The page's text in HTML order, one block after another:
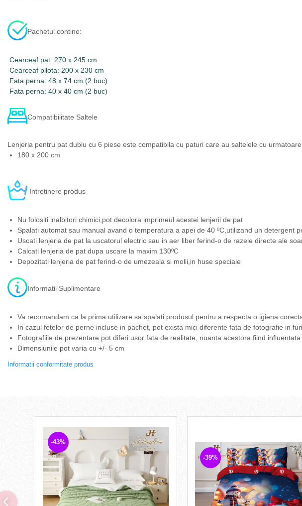
Pachetul contine:
Cearceaf pat: 270 x 245 cm
Cearceaf pilota: 200 x 230 cm
Fata perna: 48 x 74 cm (2 buc)
Fata perna: 40 x 40 cm (2 buc)
Compatibilitate Saltele
Lenjeria pentru pat dublu cu 6 piese este compatibila cu paturi care au saltelele cu
180 x 200 cm
Intretinere produs
Nu folositi inalbitori chimici,pot decolora imprimeul acestei lenjerii de pat
Spalati automat sau manual avand o temperatura a apei de 40 ºC,utilizand un detergent
Uscati lenjeria de pat la uscatorul electric sau in aer liber ferind-o de razele directe ale
Calcati lenjeria de pat dupa uscare la maxim 130ºC
Depozitati lenjeria de pat ferind-o de umezeala si molii,in huse speciale
Informatii Suplimentare
Va recomandam ca la prima utilizare sa spalati produsul pentru a respecta o igiena
In cazul fetelor de perne incluse in pachet, pot exista mici diferente fata de fotografie in
Fotografiile de prezentare pot diferi usor fata de realitate, nuanta acestora fiind
Dimensiunile pot varia cu +/- 5 cm
Informatii conformitate produs
-43%
-39%